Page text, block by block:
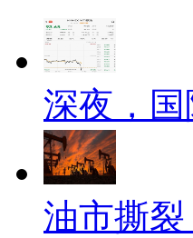
深夜，
油市撕